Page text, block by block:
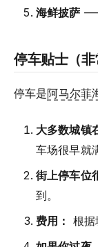
海鲜披萨
停车贴士（非
停车是阿马尔菲
大多数城镇
车场很早就
街上停车位
到。
费用： 根据